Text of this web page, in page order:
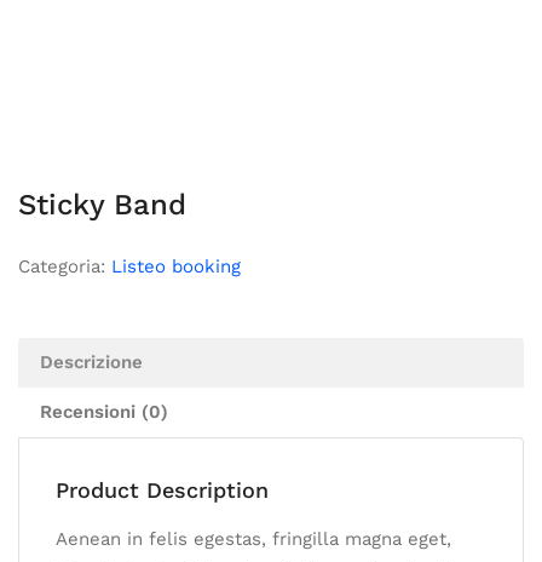
Sticky Band
Categoria: Listeo booking
Descrizione
Recensioni (0)
Product Description
Aenean in felis egestas, fringilla magna eget,